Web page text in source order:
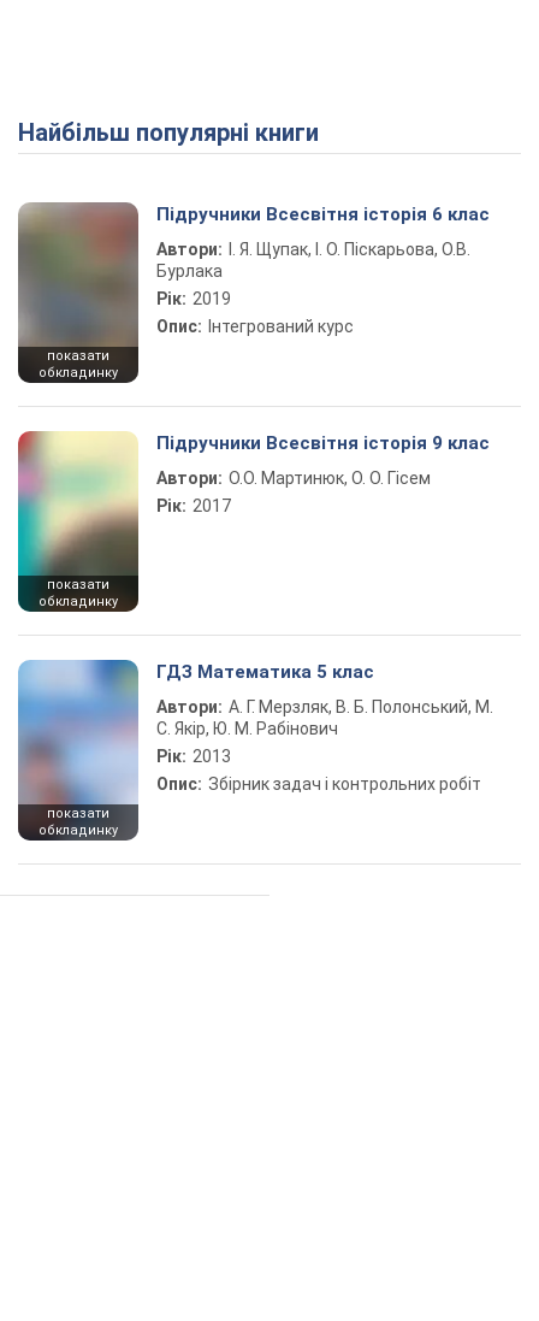
Найбільш популярні книги
показати
обкладинку
Підручники Всесвітня історія 6 клас
Автори:
І. Я. Щупак, І. О. Піскарьова, О.В.
Бурлака
Рік: 2019
Опис: Інтегрований курс
показати
обкладинку
Підручники Всесвітня історія 9 клас
Автори: О.О. Мартинюк, О. О. Гісем
Рік: 2017
показати
обкладинку
ГДЗ Математика 5 клас
Автори: А. Г. Мерзляк, В. Б. Полонський, М.
С. Якір, Ю. М. Рабінович
Рік: 2013
Опис: Збірник задач і контрольних робіт